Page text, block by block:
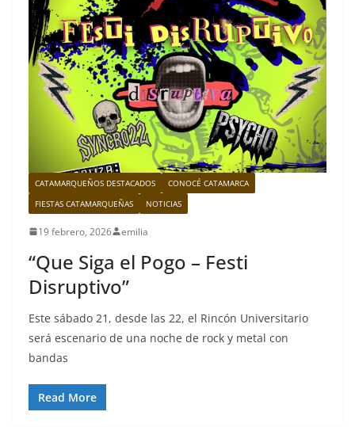
CATAMARQUEÑOS DESTACADOS
CONOCÉ CATAMARCA
FIESTAS CATAMARQUEÑAS
NOTICIAS
19 febrero, 2026 emilia
“Que Siga el Pogo – Festi
Disruptivo”
Este sábado 21, desde las 22, el Rincón Universitario
será escenario de una noche de rock y metal con
bandas
Read More